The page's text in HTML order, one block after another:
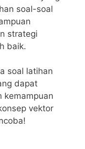
soal-soal
strategi
⁤baik.
‌soal ⁤latihan
dapat
⁣kemampuan
vektor